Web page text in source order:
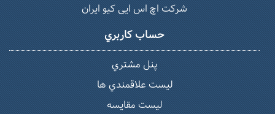
شرکت اچ اس ایی کیو ایران
حساب كاربري
پنل مشتري
ليست علاقمندي ها
لیست مقایسه